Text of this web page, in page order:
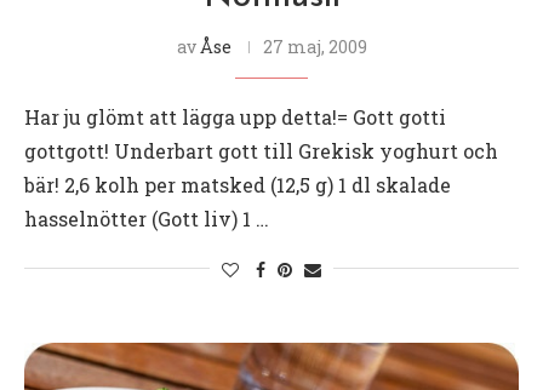
av Åse 27 maj, 2009
Har ju glömt att lägga upp detta!= Gott gotti
gottgott! Underbart gott till Grekisk yoghurt och
bär! 2,6 kolh per matsked (12,5 g) 1 dl skalade
hasselnötter (Gott liv) 1 …